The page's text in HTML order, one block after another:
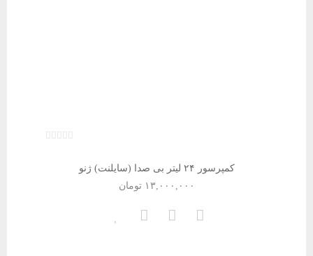
کمپرسور ۲۴ لیتر بی صدا (سایلنت) ژنو
تومان۱۳,۰۰۰,۰۰۰